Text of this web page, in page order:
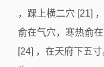
，踝上横二穴 [21]
俞在气穴，寒热俞
[24] ，在天府下五